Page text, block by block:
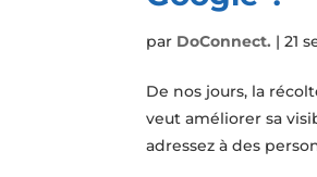
par DoConnect. |21
De nos jours, la
veut améliorer sa
adressez à des